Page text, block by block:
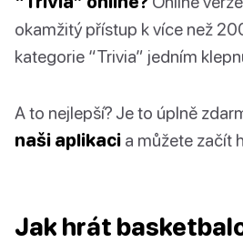
okamžitý přístup k více než
kategorie “Trivia” jedním
A to nejlepší? Je to úplně
naši aplikaci a můžete začít
Jak hrát